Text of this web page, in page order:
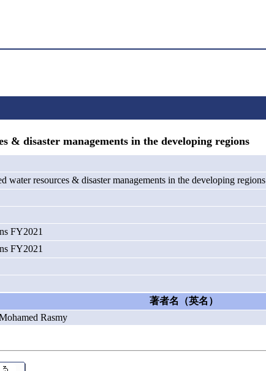
disaster managements in the developing regions
resources & disaster managements in the developing regions
FY2021
FY2021
著者名（英名）
Rasmy